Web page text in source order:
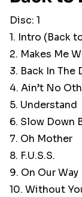
Disc: 1
1. Intro (Back
2. Makes Me
3. Back In The
4. Ain’t No
5. Understand
6. Slow Down
7. Oh Mother
8. F.U.S.S.
9. On Our Way
10. Without